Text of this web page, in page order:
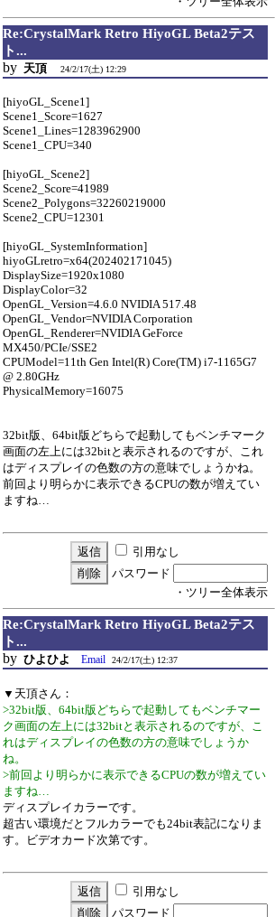
Re:CrystalMark Retro HiyoGL Beta2テス
ト...
by 天頂 24/2/17(土) 12:29
[hiyoGL_Scene1]
Scene1_Score=1627
Scene1_Lines=1283962900
Scene1_CPU=340
[hiyoGL_Scene2]
Scene2_Score=41989
Scene2_Polygons=32260219000
Scene2_CPU=12301
[hiyoGL_SystemInformation]
hiyoGLretro=x64(202402171045)
DisplaySize=1920x1080
DisplayColor=32
OpenGL_Version=4.6.0 NVIDIA 517.48
OpenGL_Vendor=NVIDIA Corporation
OpenGL_Renderer=NVIDIA GeForce
MX450/PCIe/SSE2
CPUModel=11th Gen Intel(R) Core(TM) i7-1165G7
@ 2.80GHz
PhysicalMemory=16075
32bit版、64bit版どちらで起動してもベンチマーク
画面の左上には32bitと表示されるのですが、これ
はディスプレイの色数の方の意味でしょうかね。
前回より明らかに表示できるCPUの数が増えてい
ますね…
引用なし
パスワード
・ツリー全体表示
Re:CrystalMark Retro HiyoGL Beta2テス
ト...
by ひよひよ Email 24/2/17(土) 12:37
▼天頂さん：
>32bit版、64bit版どちらで起動してもベンチマー
ク画面の左上には32bitと表示されるのですが、こ
れはディスプレイの色数の方の意味でしょうか
ね。
>前回より明らかに表示できるCPUの数が増えてい
ますね…
ディスプレイカラーです。
超古い環境だとフルカラーでも24bit表記になりま
す。ビデオカード次第です。
引用なし
パスワード